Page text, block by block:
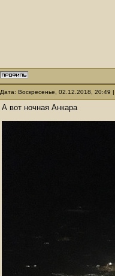
Дата: Воскресенье, 02.12.2018,
А вот ночная Анкара